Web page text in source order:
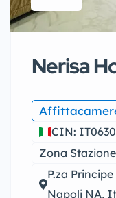
Nerisa
CIN:
Zona
P.za
Napoli NA,